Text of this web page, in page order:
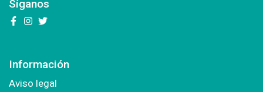
Síganos
Información
Aviso legal